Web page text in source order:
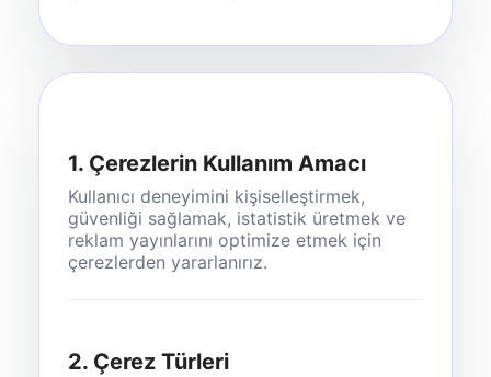
1. Çerezlerin Kullanım Amacı
Kullanıcı deneyimini kişiselleştirmek,
güvenliği sağlamak, istatistik üretmek ve
reklam yayınlarını optimize etmek için
çerezlerden yararlanırız.
2. Çerez Türleri